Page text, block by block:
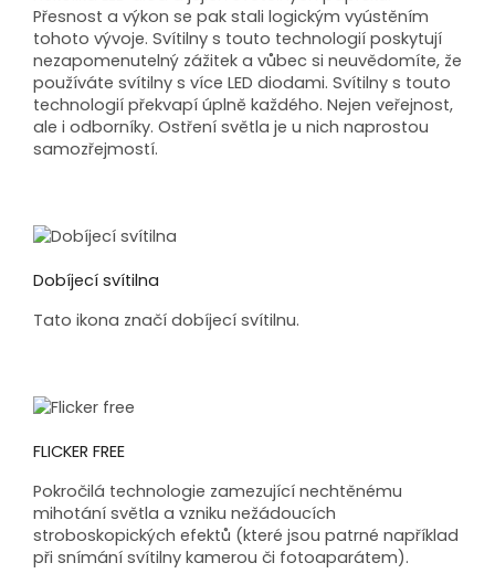
Přesnost a výkon se pak stali logickým vyústěním
tohoto vývoje. Svítilny s touto technologií poskytují
nezapomenutelný zážitek a vůbec si neuvědomíte, že
používáte svítilny s více LED diodami. Svítilny s touto
technologií překvapí úplně každého. Nejen veřejnost,
ale i odborníky. Ostření světla je u nich naprostou
samozřejmostí.
Dobíjecí svítilna
Tato ikona značí dobíjecí svítilnu.
FLICKER FREE
Pokročilá technologie zamezující nechtěnému
mihotání světla a vzniku nežádoucích
stroboskopických efektů (které jsou patrné například
při snímání svítilny kamerou či fotoaparátem).